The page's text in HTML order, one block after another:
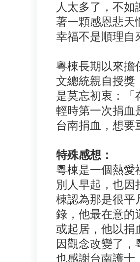
人太多了，不
著一顆感恩悲天
幸福不是順理自
粵棟長期以來擔
文總統親自授獎
是莫忘初衷：「
輕時第一次捐血
台南捐血，想要
特殊感想：
粵棟是一個熱愛
別人早起，也因
棟認為那是很平
錄，他最在意的
或起居，他以捐
因觀念改變了
也感謝台南護士